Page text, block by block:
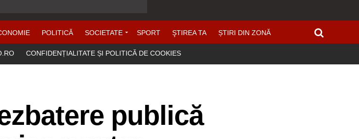
POLITICĂ SOCIETATE SPORT ŞTIREA TA ȘTIRI DIN ZONĂ
CONFIDENȚIALITATE ȘI POLITICĂ DE COOKIES
publică